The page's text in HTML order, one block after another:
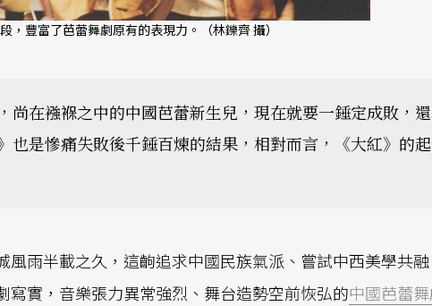
，豐富了芭蕾舞劇原有的表現力。（林鑠齊 攝）
尚在襁褓之中的中國芭蕾新生兒，現在就要一錘定成敗，
也是慘痛失敗後千錘百煉的結果，相對而言，《大紅》的
風雨半載之久，這齣追求中國民族氣派、嘗試中西美學共
寫實，音樂張力異常強烈、舞台造勢空前恢弘的中國芭蕾